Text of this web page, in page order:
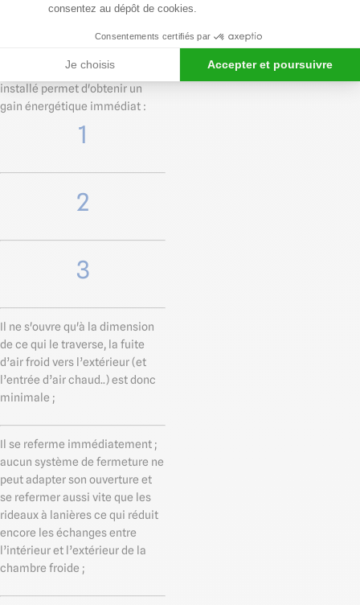
de bien choisir et de bien
Le rideau à lanières ainsi
installé permet d'obtenir un
gain énergétique immédiat :
1
2
3
Il ne s'ouvre qu'à la dimension
de ce qui le traverse, la fuite
d’air froid vers l’extérieur (et
l’entrée d’air chaud..) est donc
minimale ;
Il se referme immédiatement ;
aucun système de fermeture ne
peut adapter son ouverture et
se refermer aussi vite que les
rideaux à lanières ce qui réduit
encore les échanges entre
l’intérieur et l’extérieur de la
chambre froide ;
consentez au dépôt de cookies.
Consentements certifiés par
Je choisis Accepter et poursuivre